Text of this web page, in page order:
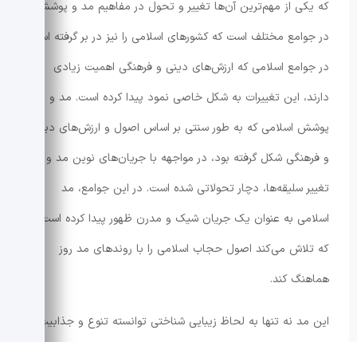
که یکی از مهم‌ترین آن‌ها تغییر و تحول در مفاهیم مد و پوشش
در جوامع مختلف است که کشورهای اسلامی را نیز در بر گرفته است
در جوامع اسلامی که ارزش‌های دینی و فرهنگی اهمیت زیادی
دارند، این تغییرات به شکل خاصی نمود پیدا کرده است. مد و
پوشش اسلامی که به طور سنتی بر اساس اصول و ارزش‌های دینی
و فرهنگی شکل گرفته بود، در مواجهه با جریان‌های نوین مد و
تغییر سلیقه‌ها، دچار تحولاتی شده است. در این جوامع، مد
اسلامی به عنوان یک جریان شیک و مدرن ظهور پیدا کرده است
که تلاش می‌کند اصول حجاب اسلامی را با روندهای مد روز
هماهنگ کند.
این مد نه تنها به لحاظ زیبایی شناختی توانسته تنوع و جذابیت